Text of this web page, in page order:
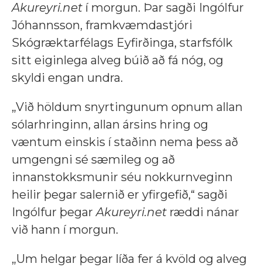
Akureyri.net í morgun. Þar sagði Ingólfur
Jóhannsson, framkvæmdastjóri
Skógræktarfélags Eyfirðinga, starfsfólk
sitt eiginlega alveg búið að fá nóg, og
skyldi engan undra.
„Við höldum snyrtingunum opnum allan
sólarhringinn, allan ársins hring og
væntum einskis í staðinn nema þess að
umgengni sé sæmileg og að
innanstokksmunir séu nokkurnveginn
heilir þegar salernið er yfirgefið,“ sagði
Ingólfur þegarAkureyri.net ræddi nánar
við hann í morgun.
„Um helgar þegar líða fer á kvöld og alveg